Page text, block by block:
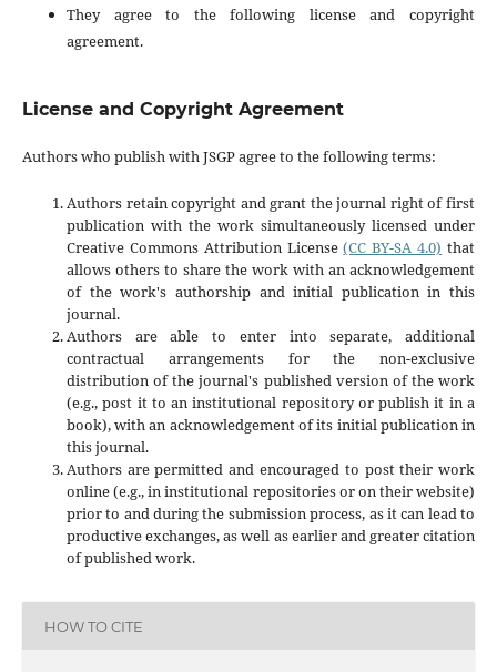
They agree to the following license and copyright
agreement.
License and Copyright Agreement
Authors who publish with JSGP agree to the following terms:
Authors retain copyright and grant the journal right of first
publication with the work simultaneously licensed under
Creative Commons Attribution License(CC BY-SA 4.0) that
allows others to share the work with an acknowledgement
of the work's authorship and initial publication in this
journal.
Authors are able to enter into separate, additional
contractual arrangements for the non-exclusive
distribution of the journal's published version of the work
(e.g., post it to an institutional repository or publish it in a
book), with an acknowledgement of its initial publication in
this journal.
Authors are permitted and encouraged to post their work
online (e.g., in institutional repositories or on their website)
prior to and during the submission process, as it can lead to
productive exchanges, as well as earlier and greater citation
of published work.
HOW TO CITE